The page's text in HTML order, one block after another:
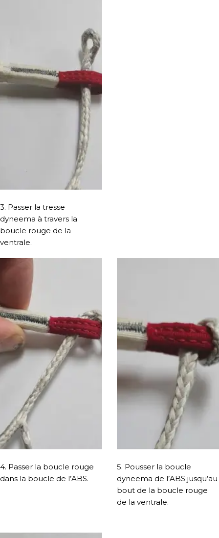
3. Passer la tresse
dyneema à travers la
boucle rouge de la
ventrale.
4. Passer la boucle rouge
dans la boucle de l’ABS.
5. Pousser la boucle
dyneema de l’ABS jusqu’au
bout de la boucle rouge
de la ventrale.